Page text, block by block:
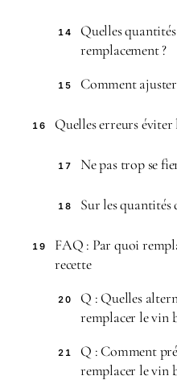
14
Quelles
remplacement ?
15 Comment
16 Quelles erreurs
17 Ne pas trop se
18 Sur les quantités
19
FAQ : Par quoi
recette
20
Q : Quelles
remplacer le vin
21
Q : Comment
remplacer le vin